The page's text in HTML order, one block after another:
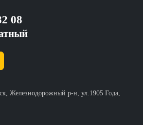
08
Железнодорожный р-н, ул.1905 Года,